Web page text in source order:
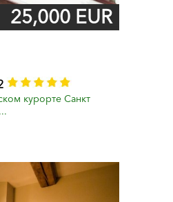
25,000 EUR
курорте Санкт